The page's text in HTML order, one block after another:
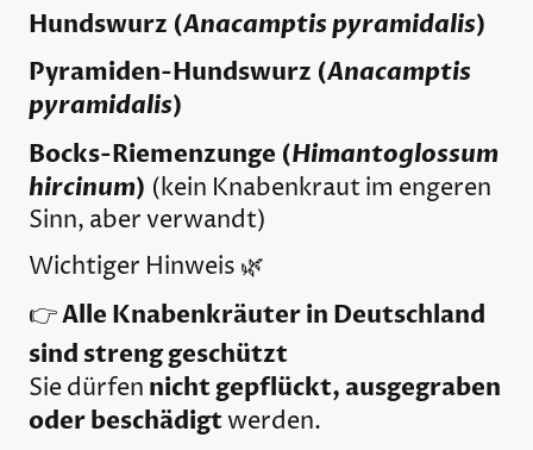
Hundswurz (Anacamptis pyramidalis)
Pyramiden-Hundswurz (Anacamptis
pyramidalis)
Bocks-Riemenzunge (Himantoglossum
hircinum) (kein Knabenkraut im engeren
Sinn, aber verwandt)
Wichtiger Hinweis 🌿
👉Alle Knabenkräuter in Deutschland
sind streng geschützt
Sie dürfen nicht gepflückt, ausgegraben
oder beschädigtwerden.